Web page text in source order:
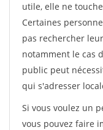
utile, elle ne
Certaines
pas rechercher
notamment le cas
public peut
qui s'adresser
Si vous voulez un
vous pouvez faire